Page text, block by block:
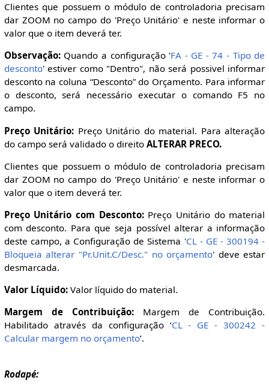
Clientes que possuem o módulo de controladoria precisam
dar ZOOM no campo do 'Preço Unitário' e neste informar o
valor que o item deverá ter.
Observação:Quando a configuração 'FA - GE - 74 - Tipo de
desconto' estiver como "Dentro", não será possivel informar
desconto na coluna “Desconto” do Orçamento. Para informar
o desconto, será necessário executar o comando F5 no
campo.
Preço Unitário: Preço Unitário do material. Para alteração
do campo será validado o direito ALTERAR PRECO.
Clientes que possuem o módulo de controladoria precisam
dar ZOOM no campo do 'Preço Unitário' e neste informar o
valor que o item deverá ter.
Preço Unitário com Desconto: Preço Unitário do material
com desconto. Para que seja possível alterar a informação
deste campo, a Configuração de Sistema 'CL - GE - 300194 -
Bloqueia alterar "Pr.Unit.C/Desc." no orçamento' deve estar
desmarcada.
Valor Líquido: Valor líquido do material.
Margem de Contribuição: Margem de Contribuição.
Habilitado através da configuração ‘CL - GE - 300242 -
Calcular margem no orçamento’.
Rodapé: